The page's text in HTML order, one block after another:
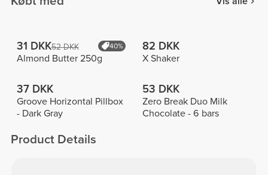
31 DKK52 DKK 40%
Almond Butter 250g
82 DKK
X Shaker
37 DKK
Groove Horizontal Pillbox
- Dark Gray
53 DKK
Zero Break Duo Milk
Chocolate - 6 bars
Product Details